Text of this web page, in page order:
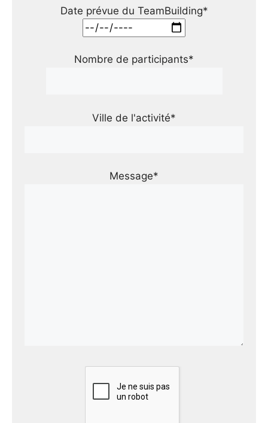
Date prévue du TeamBuilding*
Nombre de participants*
Ville de l'activité*
Message*